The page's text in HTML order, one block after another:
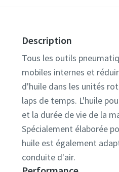
Description
Tous les outils
mobiles internes et
d'huile dans les unités
laps de temps. L'huile
et la durée de vie de la
Spécialement élaborée
huile est également
conduite d'air.